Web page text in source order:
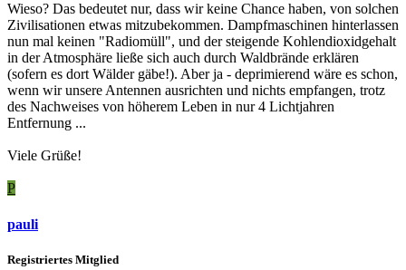
Wieso? Das bedeutet nur, dass wir keine Chance haben, von solchen
Zivilisationen etwas mitzubekommen. Dampfmaschinen hinterlassen
nun mal keinen "Radiomüll", und der steigende Kohlendioxidgehalt
in der Atmosphäre ließe sich auch durch Waldbrände erklären
(sofern es dort Wälder gäbe!). Aber ja - deprimierend wäre es schon,
wenn wir unsere Antennen ausrichten und nichts empfangen, trotz
des Nachweises von höherem Leben in nur 4 Lichtjahren
Entfernung ...
Viele Grüße!
P
pauli
Registriertes Mitglied